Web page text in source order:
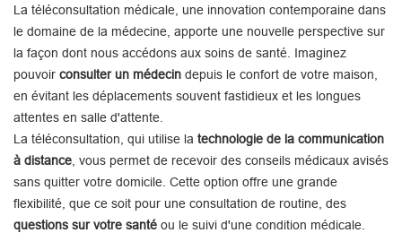
La téléconsultation médicale, une innovation contemporaine dans
le domaine de la médecine, apporte une nouvelle perspective sur
la façon dont nous accédons aux soins de santé. Imaginez
pouvoir consulter un médecin depuis le confort de votre maison,
en évitant les déplacements souvent fastidieux et les longues
attentes en salle d'attente.
La téléconsultation, qui utilise la technologie de la communication
à distance , vous permet de recevoir des conseils médicaux avisés
sans quitter votre domicile. Cette option offre une grande
flexibilité, que ce soit pour une consultation de routine, des
questions sur votre santé ou le suivi d'une condition médicale.